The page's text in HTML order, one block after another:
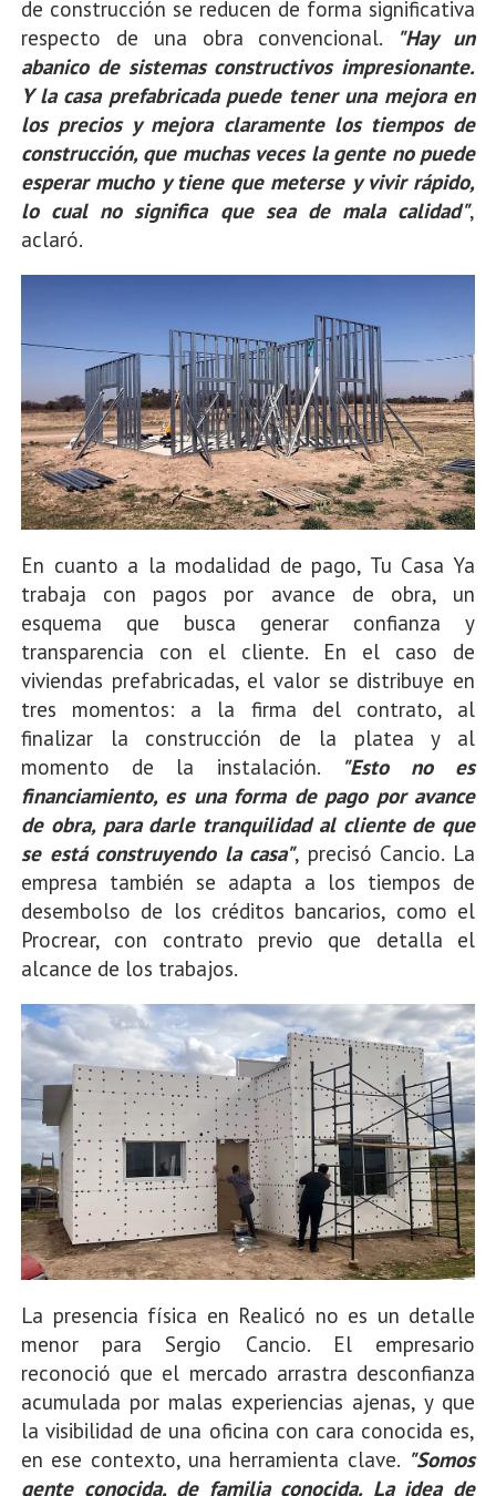
de construcción se reducen de forma significativa
respecto de una obra convencional. "Hay un
abanico de sistemas constructivos impresionante.
Y la casa prefabricada puede tener una mejora en
los precios y mejora claramente los tiempos de
construcción, que muchas veces la gente no puede
esperar mucho y tiene que meterse y vivir rápido,
lo cual no significa que sea de mala calidad",
aclaró.
En cuanto a la modalidad de pago, Tu Casa Ya
trabaja con pagos por avance de obra, un
esquema que busca generar confianza y
transparencia con el cliente. En el caso de
viviendas prefabricadas, el valor se distribuye en
tres momentos: a la firma del contrato, al
finalizar la construcción de la platea y al
momento de la instalación. "Esto no es
financiamiento, es una forma de pago por avance
de obra, para darle tranquilidad al cliente de que
se está construyendo la casa", precisó Cancio. La
empresa también se adapta a los tiempos de
desembolso de los créditos bancarios, como el
Procrear, con contrato previo que detalla el
alcance de los trabajos.
La presencia física en Realicó no es un detalle
menor para Sergio Cancio. El empresario
reconoció que el mercado arrastra desconfianza
acumulada por malas experiencias ajenas, y que
la visibilidad de una oficina con cara conocida es,
en ese contexto, una herramienta clave. "Somos
gente conocida, de familia conocida. La idea de